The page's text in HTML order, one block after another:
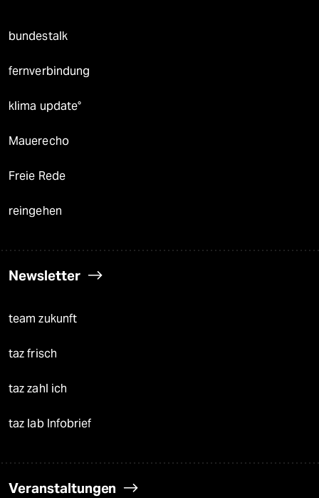
bundestalk
fernverbindung
klima update°
Mauerecho
Freie Rede
reingehen
Newsletter
team zukunft
taz frisch
taz zahl ich
taz lab Infobrief
Veranstaltungen